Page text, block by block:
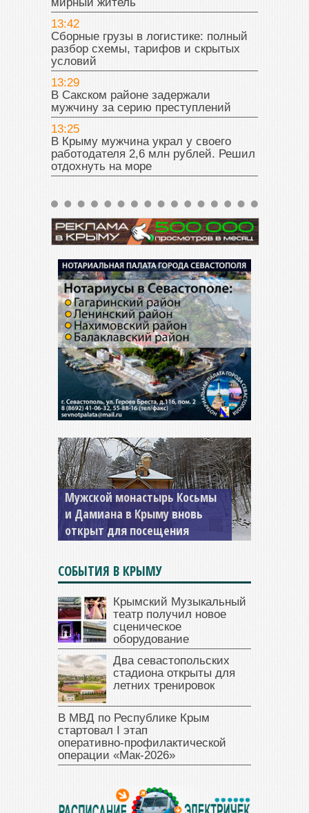
13:42
Сборные грузы в логистике: полный
разбор схемы, тарифов и скрытых
условий
13:29
В Сакском районе задержали
мужчину за серию преступлений
13:25
В Крыму мужчина украл у своего
работодателя 2,6 млн рублей. Решил
отдохнуть на море
Мужской монастырь Косьмы
и Дамиана в Крыму вновь
открыт для посещения
СОБЫТИЯ В КРЫМУ
Крымский Музыкальный
театр получил новое
сценическое
оборудование
Два севастопольских
стадиона открыты для
летних тренировок
В МВД по Республике Крым
стартовал I этап
оперативно‑профилактической
операции «Мак‑2026»